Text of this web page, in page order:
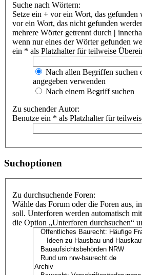
Suche nach Wörtern:
Setze ein + vor ein Wort, das gefunden
vor ein Wort, das nicht gefunden
mehrere Wörter getrennt durch |
wenn nur eines der Wörter gefunden
ein * als Platzhalter für teilweise
Nach allen Begriffen suchen
angegeben verwenden
Nach einem Begriff suchen
Zu suchender Autor:
Benutze ein * als Platzhalter für
Suchoptionen
Zu durchsuchende Foren:
Wähle das Forum oder die Foren aus,
soll. Unterforen werden automatisch
die Option „Unterforen durchsuchen“